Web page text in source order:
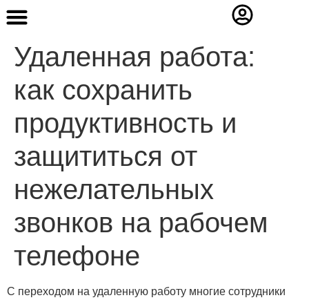
Удаленная работа:
как сохранить
продуктивность и
защититься от
нежелательных
звонков на рабочем
телефоне
С переходом на удаленную работу многие сотрудники